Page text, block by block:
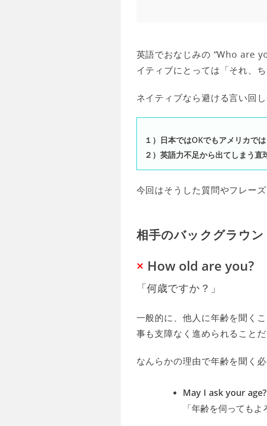
英語でおなじみの “Who are
イティブにとっては「それ、
ネイティブなら避ける言い回
１）日本ではOKでもアメリカで
２）英語力不足から出てしまう直
今回はそうした質問やフレー
相手のバックグラウ
× How old are you?
「何歳ですか？」
一般的に、他人に年齢を聞く
事も支障なく進められることだ
なんらかの理由で年齢を聞く
May I ask your age?
「年齢を伺ってもよ